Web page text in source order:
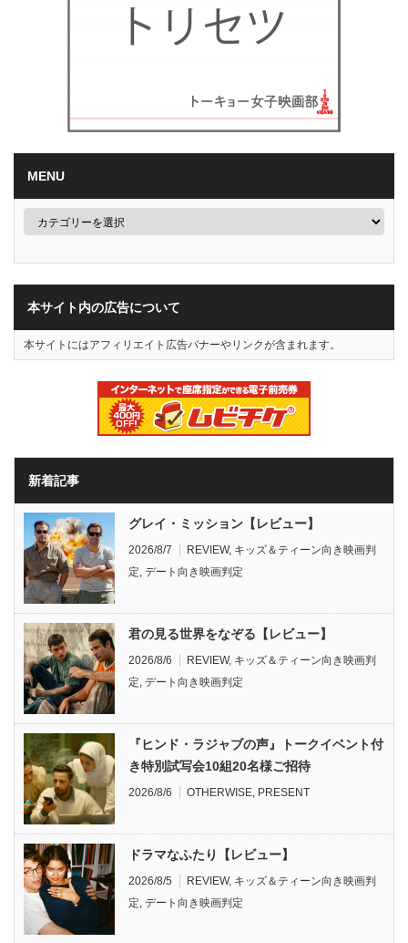
MENU
本サイト内の広告について
本サイトにはアフィリエイト広告バナーやリンクが含まれます。
新着記事
グレイ・ミッション【レビュー】
2026/8/7 REVIEW, キッズ＆ティーン向き映画判
定, デート向き映画判定
君の見る世界をなぞる【レビュー】
2026/8/6 REVIEW, キッズ＆ティーン向き映画判
定, デート向き映画判定
『ヒンド・ラジャブの声』トークイベント付
き特別試写会10組20名様ご招待
2026/8/6 OTHERWISE, PRESENT
ドラマなふたり【レビュー】
2026/8/5 REVIEW, キッズ＆ティーン向き映画判
定, デート向き映画判定